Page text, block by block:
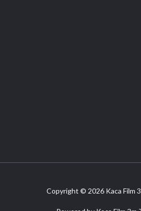
Copyright © 2026 Kaca Film